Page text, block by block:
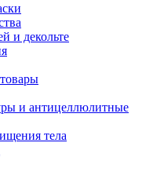
и декольте
и антицеллюлитные
тела